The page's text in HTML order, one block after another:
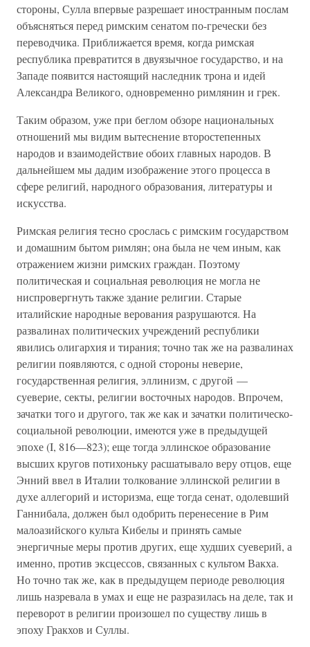
стороны, Сулла впервые разрешает иностранным послам
объясняться перед римским сенатом по-гречески без
переводчика. Приближается время, когда римская
республика превратится в двуязычное государство, и на
Западе появится настоящий наследник трона и идей
Александра Великого, одновременно римлянин и грек.
Таким образом, уже при беглом обзоре национальных
отношений мы видим вытеснение второстепенных
народов и взаимодействие обоих главных народов. В
дальнейшем мы дадим изображение этого процесса в
сфере религий, народного образования, литературы и
искусства.
Римская религия тесно срослась с римским государством
и домашним бытом римлян; она была не чем иным, как
отражением жизни римских граждан. Поэтому
политическая и социальная революция не могла не
ниспровергнуть также здание религии. Старые
италийские народные верования разрушаются. На
развалинах политических учреждений республики
явились олигархия и тирания; точно так же на развалинах
религии появляются, с одной стороны неверие,
государственная религия, эллинизм, с другой —
суеверие, секты, религии восточных народов. Впрочем,
зачатки того и другого, так же как и зачатки политическо-
социальной революции, имеются уже в предыдущей
эпохе (I, 816—823); еще тогда эллинское образование
высших кругов потихоньку расшатывало веру отцов, еще
Энний ввел в Италии толкование эллинской религии в
духе аллегорий и историзма, еще тогда сенат, одолевший
Ганнибала, должен был одобрить перенесение в Рим
малоазийского культа Кибелы и принять самые
энергичные меры против других, еще худших суеверий, а
именно, против эксцессов, связанных с культом Вакха.
Но точно так же, как в предыдущем периоде революция
лишь назревала в умах и еще не разразилась на деле, так и
переворот в религии произошел по существу лишь в
эпоху Гракхов и Суллы.